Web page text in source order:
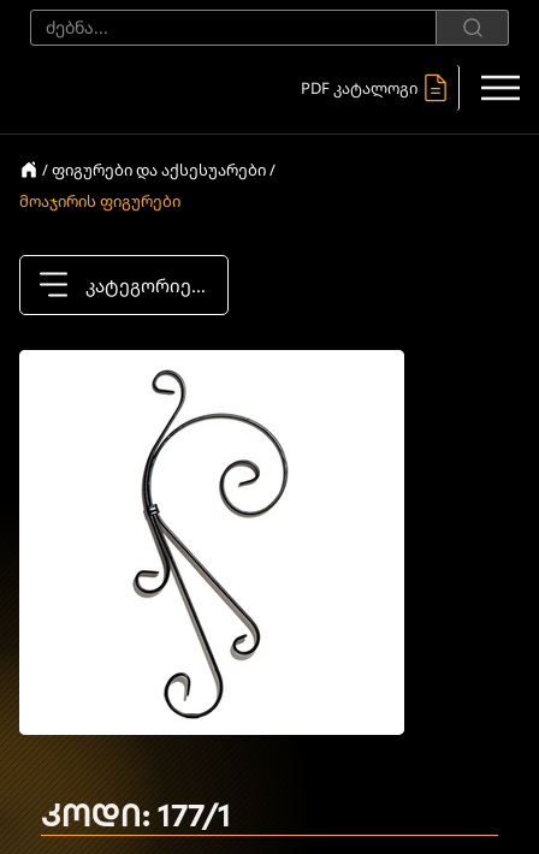
PDF კატალოგი
/ ფიგურები და აქსესუარები /
მოაჯირის ფიგურები
კატეგორიები
კოდი: 177/1